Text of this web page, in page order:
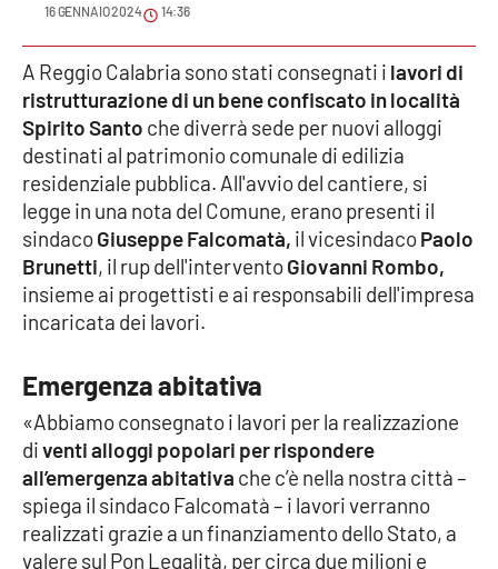
Meteo
Editoriali
VIDEO
Ambiente
Cronaca
Cultura
Economia e Lavoro
Politica
Sanità
Società
16 GENNAIO 2024 14:36
A Reggio Calabria sono stati consegnati i lavori di
ristrutturazione di un bene confiscato in località
Spirito Santo che diverrà sede per nuovi alloggi
destinati al patrimonio comunale di edilizia
residenziale pubblica. All'avvio del cantiere, si
legge in una nota del Comune, erano presenti il
sindacoGiuseppe Falcomatà, il vicesindacoPaolo
Brunetti, il rup dell'interventoGiovanni Rombo,
insieme ai progettisti e ai responsabili dell'impresa
incaricata dei lavori.
Emergenza abitativa
«Abbiamo consegnato i lavori per la realizzazione
diventi alloggi popolari per rispondere
all’emergenza abitativa che c’è nella nostra città –
spiega il sindaco Falcomatà – i lavori verranno
realizzati grazie a un finanziamento dello Stato, a
valere sul Pon Legalità, per circa due milioni e